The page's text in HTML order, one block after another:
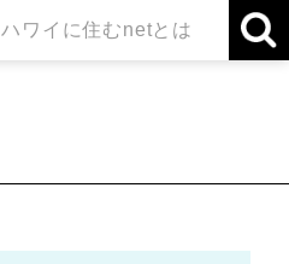
ハワイに住むnetとは